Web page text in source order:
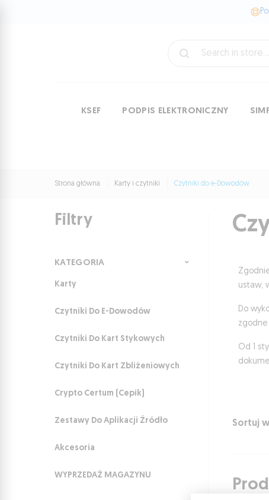
KSEF PODPIS ELEKTRONICZNY
Strona główna Karty i czytniki Czytniki do e-Dowodów
ustaw,
Do
zgodne
Od 1
Sortuj
Filtry
KATEGORIA
Karty
Czytniki Do E-Dowodów
Czytniki Do Kart Stykowych
Czytniki Do Kart Zbliżeniowych
Crypto Certum (Cepik)
Zestawy Do Aplikacji Źródło
Akcesoria
WYPRZEDAŻ MAGAZYNU